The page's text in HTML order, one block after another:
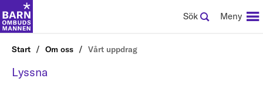
Sök Meny
Start Om oss Vårt uppdrag
Lyssna